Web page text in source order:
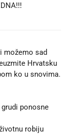
možemo sad
Hrvatsku
ko u snovima.
ponosne
robiju